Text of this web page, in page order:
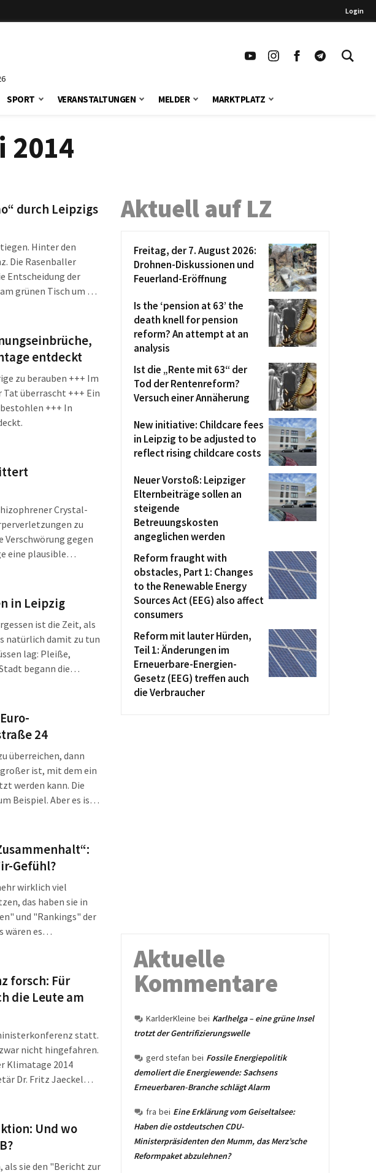
Login
SPORT VERANSTALTUNGEN MELDER MARKTPLATZ
2014
durch Leipzigs
Hinter den
Die Rasenballer
Entscheidung der
grünen Tisch um die
entdeckt
zu berauben +++ Im
überrascht +++ Ein
+++ In
Crystal-
zu
gegen
eine plausible
in Leipzig
ist die Zeit, als
natürlich damit zu tun
lag: Pleiße,
begann die
24
überreichen, dann
ist, mit dem ein
werden kann. Die
Beispiel. Aber es ist
Millionen Euro für
Gefühl?
wirklich viel
das haben sie in
und "Rankings" der
wären es
das sich "Radar
der Bertelsmann
forsch: Für
die Leute am
statt.
nicht hingefahren.
Klimatage 2014
Dr. Fritz Jaeckel
Und wo
als sie den "Bericht zur
Aktuell auf LZ
Freitag, der 7. August 2026:
Drohnen-Diskussionen und
Feuerland-Eröffnung
Is the ‘pension at 63’ the
death knell for pension
reform? An attempt at an
analysis
Ist die „Rente mit 63“ der
Tod der Rentenreform?
Versuch einer Annäherung
New initiative: Childcare fees
in Leipzig to be adjusted to
reflect rising childcare costs
Neuer Vorstoß: Leipziger
Elternbeiträge sollen an
steigende
Betreuungskosten
angeglichen werden
Reform fraught with
obstacles, Part 1: Changes
to the Renewable Energy
Sources Act (EEG) also affect
consumers
Reform mit lauter Hürden,
Teil 1: Änderungen im
Erneuerbare-Energien-
Gesetz (EEG) treffen auch
die Verbraucher
Aktuelle
Kommentare
KarlderKleine bei Karlhelga – eine grüne Insel
trotzt der Gentrifizierungswelle
gerd stefan bei Fossile Energiepolitik
demoliert die Energiewende: Sachsens
Erneuerbaren-Branche schlägt Alarm
fra bei Eine Erklärung vom Geiseltalsee:
Haben die ostdeutschen CDU-
Ministerpräsidenten den Mumm, das Merz’sche
Reformpaket abzulehnen?